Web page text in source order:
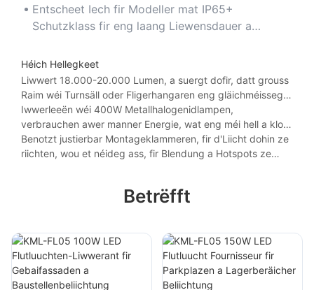
Konstruktioun.
Entscheet Iech fir Modeller mat IP65+
Schutzklass fir eng laang Liewensdauer a
garantéieren.
Héich Hellegkeet
Liwwert 18.000-20.000 Lumen, a suergt dofir, datt grouss
Raim wéi Turnsäll oder Fligerhangaren eng gläichméisseg
Beliichtung hunn.
Iwwerleeën wéi 400W Metallhalogenidlampen,
verbrauchen awer manner Energie, wat eng méi hell a kloer
Beliichtung garantéiert.
Benotzt justierbar Montageklammeren, fir d'Liicht dohin ze
riichten, wou et néideg ass, fir Blendung a Hotspots ze
Betrëfft